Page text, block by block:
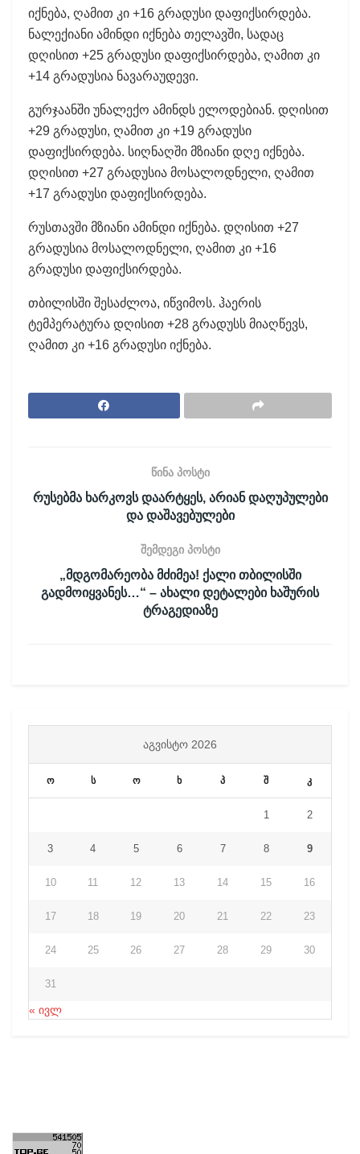
იქნება, ღამით კი +16 გრადუსი დაფიქსირდება.
ნალექიანი ამინდი იქნება თელავში, სადაც
დღისით +25 გრადუსი დაფიქსირდება, ღამით კი
+14 გრადუსია ნავარაუდევი.
გურჯაანში უნალექო ამინდს ელოდებიან. დღისით
+29 გრადუსი, ღამით კი +19 გრადუსი
დაფიქსირდება. სიღნაღში მზიანი დღე იქნება.
დღისით +27 გრადუსია მოსალოდნელი, ღამით
+17 გრადუსი დაფიქსირდება.
რუსთავში მზიანი ამინდი იქნება. დღისით +27
გრადუსია მოსალოდნელი, ღამით კი +16
გრადუსი დაფიქსირდება.
თბილისში შესაძლოა, იწვიმოს. ჰაერის
ტემპერატურა დღისით +28 გრადუსს მიაღწევს,
ღამით კი +16 გრადუსი იქნება.
წინა პოსტი
რუსებმა ხარკოვს დაარტყეს, არიან დაღუპულები
და დაშავებულები
შემდეგი პოსტი
„მდგომარეობა მძიმეა! ქალი თბილისში
გადმოიყვანეს…“ – ახალი დეტალები ხაშურის
ტრაგედიაზე
ᲐᲒᲕᲘᲡᲢᲝ 2026
ო ს ო ხ პ შ კ
1 2
3 4 5 6 7 8 9
10 11 12 13 14 15 16
17 18 19 20 21 22 23
24 25 26 27 28 29 30
31
« ივლ